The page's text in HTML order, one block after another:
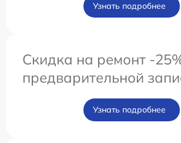
Узнать подробнее
Скидка на ремонт -
предварительной
Узнать подробнее